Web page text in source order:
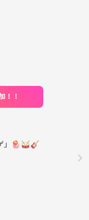
！！
」🪼🥁🎸